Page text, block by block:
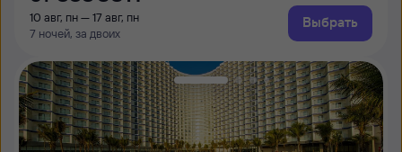
10 авг, пн — 17 авг, пн
7 ночей, за двоих
Выбрать